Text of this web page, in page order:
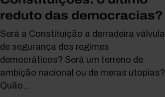
reduto das democracias?
Será a Constituição a derradeira válvula
de segurança dos regimes
democráticos? Será um terreno de
ambição nacional ou de meras utopias?
Quão...